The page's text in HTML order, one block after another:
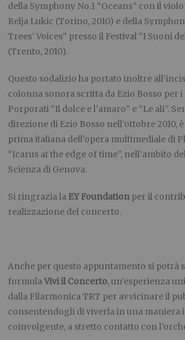
della Symphony No.1 “Oceans” con il
Relja Lukic (Torino, 2010) e della
Trees’ Voices” presso il Festival “I Suoni
(Trento, 2010).
Questo sodalizio ha portato inoltre
colonna sonora scritta da Ezio Bosso per
Porporati “Il dolce e l’amaro” e “Le ali”.
direzione di Ezio Bosso nell’ottobre 2010,
prima italiana dell’opera multimediale di
“Icarus at the edge of time”, nell’ambito
Scienza di Genova.
Si ringrazia la EY Foundation per il
realizzazione del concerto.
Anche per questo appuntamento si potrà
formulaVivi il Concerto, un’esperienza
dalla Filarmonica TRT per avvicinare il
consentendogli di viverla in una maniera
coinvolgente, a stretto contatto con